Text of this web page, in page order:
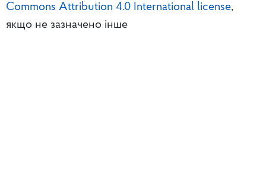
Commons Attribution 4.0 International license,
якщо не зазначено інше